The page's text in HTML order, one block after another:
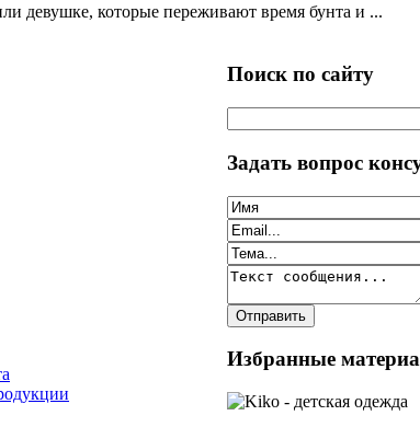
девушке, которые переживают время бунта и ...
Поиск по сайту
Задать вопрос
Избранные